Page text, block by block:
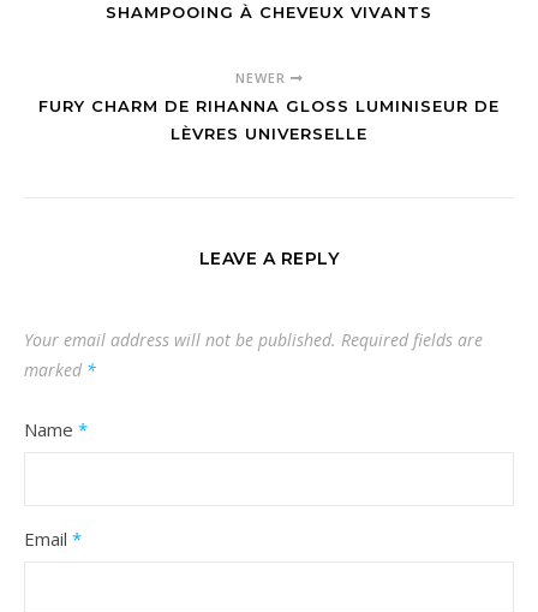
SHAMPOOING À CHEVEUX VIVANTS
NEWER
FURY CHARM DE RIHANNA GLOSS LUMINISEUR DE
LÈVRES UNIVERSELLE
LEAVE A REPLY
Your email address will not be published. Required fields are
marked *
Name *
Email *